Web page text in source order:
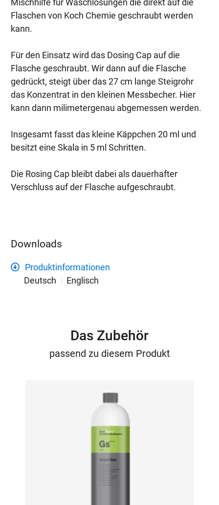
Mischhilfe für Waschlösungen die direkt auf die
Flaschen von Koch Chemie geschraubt werden
kann.
Für den Einsatz wird das Dosing Cap auf die
Flasche geschraubt. Wir dann auf die Flasche
gedrückt, steigt über das 27 cm lange Steigrohr
das Konzentrat in den kleinen Messbecher. Hier
kann dann milimetergenau abgemessen werden.
Insgesamt fasst das kleine Käppchen 20 ml und
besitzt eine Skala in 5 ml Schritten.
Die Rosing Cap bleibt dabei als dauerhafter
Verschluss auf der Flasche aufgeschraubt.
Downloads
Produktinformationen
Deutsch
Englisch
Das Zubehör
passend zu diesem Produkt